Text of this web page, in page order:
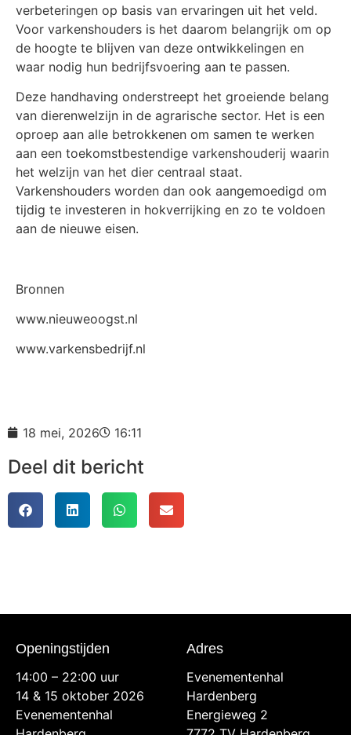
verbeteringen op basis van ervaringen uit het veld.
Voor varkenshouders is het daarom belangrijk om op
de hoogte te blijven van deze ontwikkelingen en
waar nodig hun bedrijfsvoering aan te passen.
Deze handhaving onderstreept het groeiende belang
van dierenwelzijn in de agrarische sector. Het is een
oproep aan alle betrokkenen om samen te werken
aan een toekomstbestendige varkenshouderij waarin
het welzijn van het dier centraal staat.
Varkenshouders worden dan ook aangemoedigd om
tijdig te investeren in hokverrijking en zo te voldoen
aan de nieuwe eisen.
Bronnen
www.nieuweoogst.nl
www.varkensbedrijf.nl
18 mei, 2026 16:11
Deel dit bericht
Openingstijden
14:00 – 22:00 uur
14 & 15 oktober 2026
Evenementenhal
Adres
Evenementenhal
Hardenberg
Energieweg 2